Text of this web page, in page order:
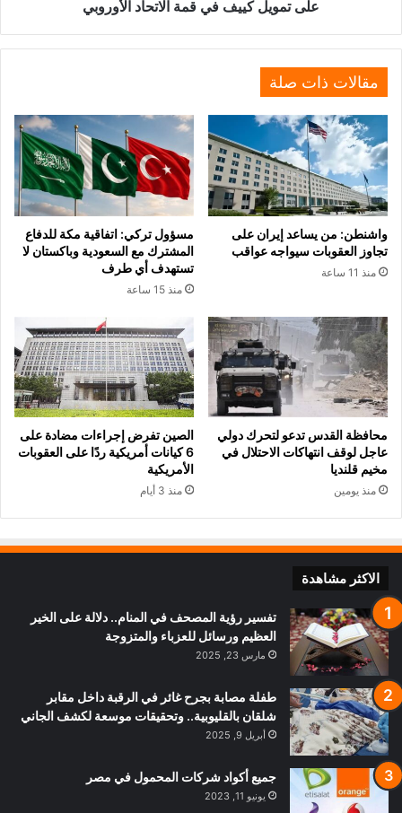
الاتحاد
الأوروبي
على تمويل كييف في قمة الاتحاد الأوروبي
مقالات ذات صلة
واشنطن: من يساعد إيران على
تجاوز العقوبات سيواجه عواقب
منذ 11 ساعة
مسؤول تركي: اتفاقية مكة للدفاع
المشترك مع السعودية وباكستان لا
تستهدف أي طرف
منذ 15 ساعة
محافظة القدس تدعو لتحرك دولي
عاجل لوقف انتهاكات الاحتلال في
مخيم قلنديا
منذ يومين
الصين تفرض إجراءات مضادة على
6 كيانات أمريكية ردًا على العقوبات
الأمريكية
منذ 3 أيام
الاكثر مشاهدة
تفسير رؤية المصحف في المنام.. دلالة على الخير
العظيم ورسائل للعزباء والمتزوجة
مارس 23, 2025
طفلة مصابة بجرح غائر في الرقبة داخل مقابر
شلقان بالقليوبية.. وتحقيقات موسعة لكشف الجاني
أبريل 9, 2025
جميع أكواد شركات المحمول في مصر
يونيو 11, 2023